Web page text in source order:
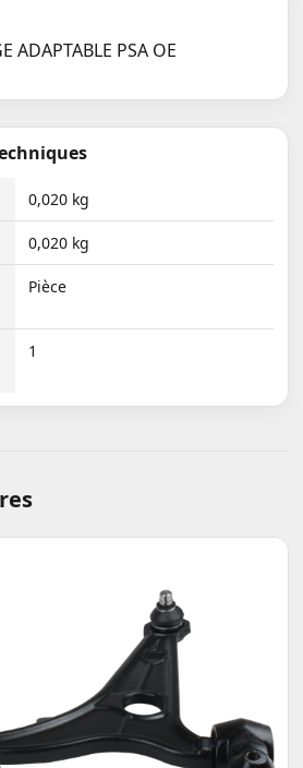
ADAPTABLE PSA OE
0,020 kg
0,020 kg
Pièce
1